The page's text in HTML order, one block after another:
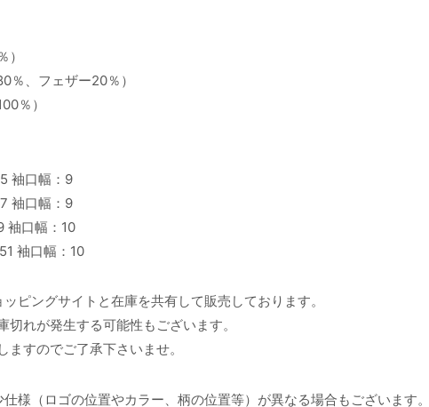
％、フェザー20％）
％）
袖口幅：9
袖口幅：9
袖口幅：10
袖口幅：10
ピングサイトと在庫を共有して販売しております。
れが発生する可能性もございます。
すのでご了承下さいませ。
様（ロゴの位置やカラー、柄の位置等）が異なる場合もございます。